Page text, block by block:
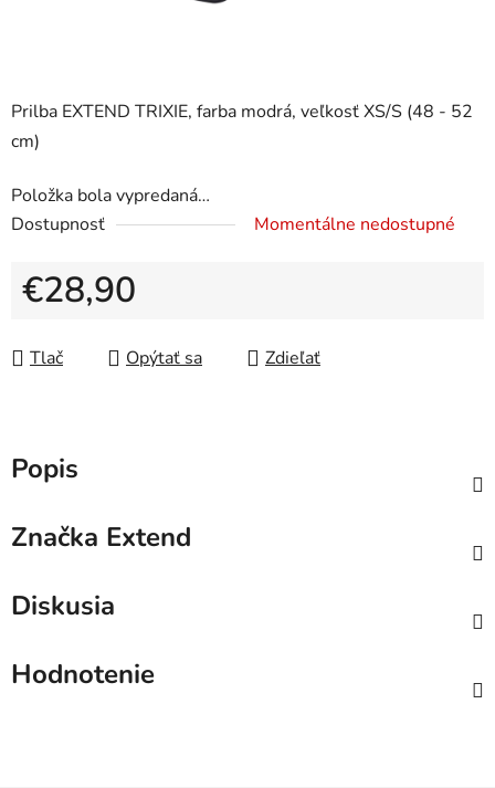
Prilba EXTEND TRIXIE, farba modrá, veľkosť XS/S (48 - 52
cm)
Položka bola vypredaná…
Dostupnosť
Momentálne nedostupné
€28,90
Tlač
Opýtať sa Zdieľať
Popis
Značka Extend
Diskusia
Hodnotenie